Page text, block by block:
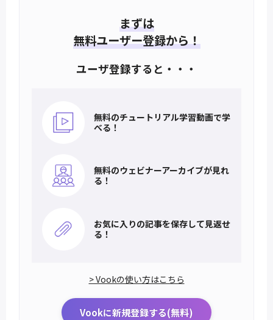
まずは
無料ユーザー登録から！
ユーザ登録すると・・・
無料のチュートリアル学習動画で学
べる！
無料のウェビナーアーカイブが見れ
る！
お気に入りの記事を保存して見返せ
る！
> Vookの使い方はこちら
Vookに新規登録する(無料)